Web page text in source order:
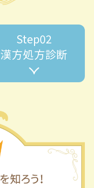
Step02
漢方処方診断